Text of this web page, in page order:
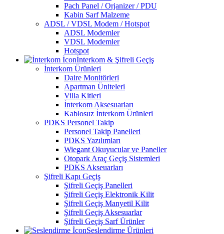
Pach Panel / Orjanizer / PDU
Kabin Sarf Malzeme
ADSL / VDSL Modem / Hotspot
ADSL Modemler
VDSL Modemler
Hotspot
İnterkom & Şifreli Geçiş
İnterkom Ürünleri
Daire Monitörleri
Apartman Üniteleri
Villa Kitleri
İnterkom Aksesuarları
Kablosuz İnterkom Ürünleri
PDKS Personel Takip
Personel Takip Panelleri
PDKS Yazılımları
Wiegant Okuyucular ve Paneller
Otopark Araç Geçiş Sistemleri
PDKS Akseuarları
Şifreli Kapı Geçiş
Şifreli Geçiş Panelleri
Şifreli Geçiş Elektronik Kilit
Şifreli Geçiş Manyetil Kilit
Şifreli Geçiş Aksesuarlar
Şifreli Geçiş Sarf Ürünler
Seslendirme Ürünleri